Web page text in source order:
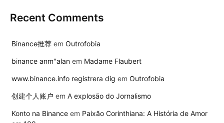
Recent Comments
Binance推荐 em Outrofobia
binance anm"alan em Madame Flaubert
www.binance.info registrera dig em Outrofobia
创建个人账户 em A explosão do Jornalismo
Konto na Binance em Paixão Corinthiana: A História de Amor